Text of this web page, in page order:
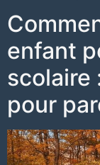
enfant
scolaire
pour